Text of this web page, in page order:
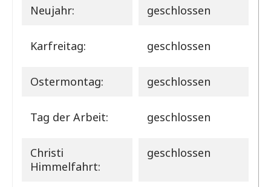
Neujahr: geschlossen
Karfreitag: geschlossen
Ostermontag: geschlossen
Tag der Arbeit: geschlossen
Christi
Himmelfahrt:
geschlossen